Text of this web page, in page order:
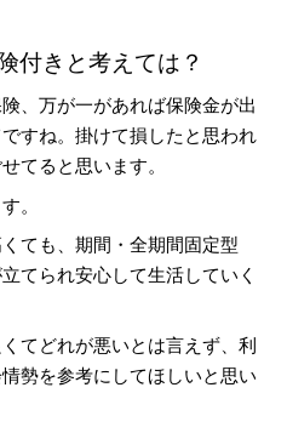
付きと考えては？
、万が一があれば保険金が出
すね。掛けて損したと思われ
てると思います。
。
ても、期間・全期間固定型
てられ安心して生活していく
てどれが悪いとは言えず、利
勢を参考にしてほしいと思い